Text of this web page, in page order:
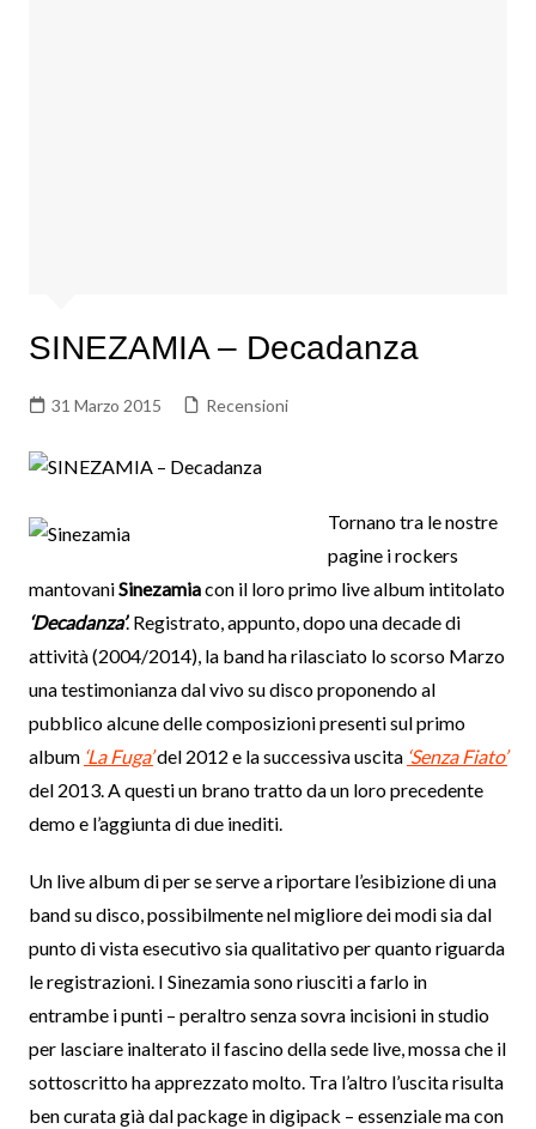
SINEZAMIA – Decadanza
31 Marzo 2015 Recensioni
Tornano tra le nostre
pagine i rockers
mantovaniSinezamiacon il loro primo live album intitolato
‘Decadanza’. Registrato, appunto, dopo una decade di
attività (2004/2014), la band ha rilasciato lo scorso Marzo
una testimonianza dal vivo su disco proponendo al
pubblico alcune delle composizioni presenti sul primo
album ‘La Fuga’del 2012 e la successiva uscita ‘Senza Fiato’
del 2013. A questi un brano tratto da un loro precedente
demo e l’aggiunta di due inediti.
Un live album di per se serve a riportare l’esibizione di una
band su disco, possibilmente nel migliore dei modi sia dal
punto di vista esecutivo sia qualitativo per quanto riguarda
le registrazioni. I Sinezamia sono riusciti a farlo in
entrambe i punti – peraltro senza sovra incisioni in studio
per lasciare inalterato il fascino della sede live, mossa che il
sottoscritto ha apprezzato molto. Tra l’altro l’uscita risulta
ben curata già dal package in digipack – essenziale ma con